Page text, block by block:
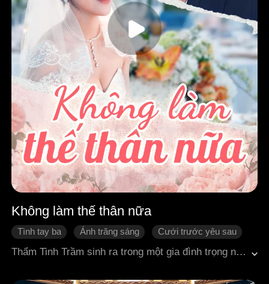
Không làm thế thân nữa
Tình tay ba Ánh trăng sáng
Cưới trước yêu sau
Lâu ngày sinh tình
Ngược luyến
Thẩm Tinh Trầm sinh ra trong một gia đình trọng nam khinh nữ, từ nhỏ đã phải chịu đủ mọi bất công và đau khổ. Trong những năm tháng tuổi trẻ, Tạ Lâm Uyên là tia sáng duy nhất sưởi ấm cuộc đời u tối của cô. Khi trưởng thành, Thẩm Tinh Trầm vẫn không thể thoát khỏi xiềng xích của gia đình. Vì ba trăm vạn tiền sính lễ, cô bị cha mẹ và em trai ép phải cưới một người đàn ông chưa từng gặp mặt, từ bỏ cả tương lai của mình. Thế nhưng, số phận lại âm thầm nghiêng về phía cô – người chồng mà cô bị ép cưới lại chính là Tạ Lâm Uyên, chàng trai cô đã thầm yêu suốt bao năm. Tạ Lâm Uyên từng có mối tình sâu đậm với Hà San San, nhưng vì Hà San San không thể sinh con, nên bị cha mẹ Tạ phản đối kịch liệt. Cuối cùng, họ dùng đủ mọi thủ đoạn bỉ ổi để ép cô rời xa anh. Trong lúc đau buồn, Tạ Lâm Uyên uống rượu giải sầu và được Thẩm Tinh Trầm dìu vào khách sạn – cảnh tượng ấy bị người có ý đồ chụp lại, và để tránh công ty vướng vào bê bối tình ái, Tạ Lâm Uyên bị ép phải cưới Thẩm Tinh Trầm.